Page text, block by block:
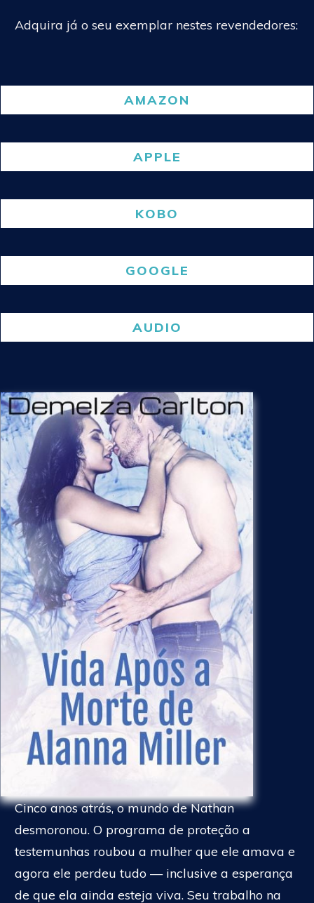
Adquira já o seu exemplar nestes revendedores:
AMAZON
APPLE
KOBO
GOOGLE
AUDIO
Cinco anos atrás, o mundo de Nathan
desmoronou. O programa de proteção a
testemunhas roubou a mulher que ele amava e
agora ele perdeu tudo — inclusive a esperança
de que ela ainda esteja viva. Seu trabalho na